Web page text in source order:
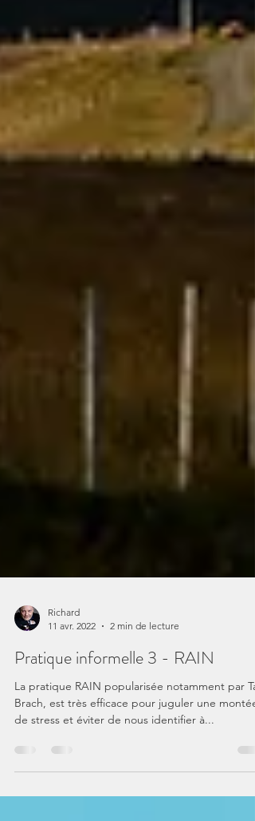
Richard
11 avr. 2022
2 min de lecture
Pratique informelle 3 - RAIN
La pratique RAIN popularisée notamment par
de stress et éviter de nous identifier à...